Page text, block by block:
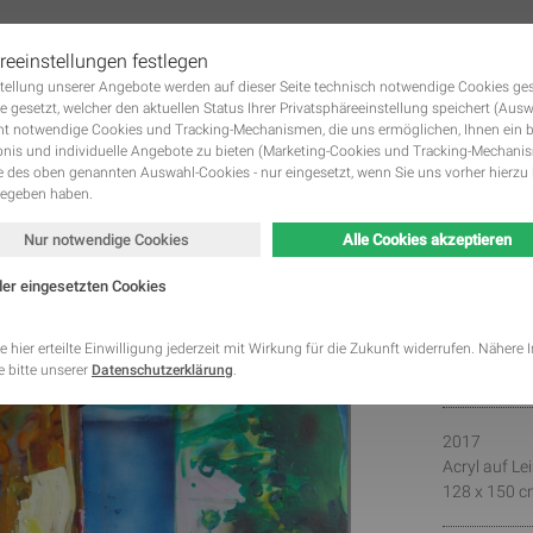
Navigation
überspringen
GALERIE DIE KÜNSTLER KUNST MIETEN UND KUNST
2017
Acryl auf
128 x 150
festlegen
unserer Angebote werden auf dieser Seite technisch notwendige Cookies
gesetzt, welcher den aktuellen Status Ihrer Privatsphäreeinstellung speichert
notwendige Cookies und Tracking-Mechanismen, die uns ermöglichen, Ihnen ein
und individuelle Angebote zu bieten (Marketing-Cookies und Tracking-
des oben genannten Auswahl-Cookies - nur eingesetzt, wenn Sie uns vorher hierzu
haben.
Nur notwendige Cookies Alle Cookies akzeptieren
eingesetzten Cookies
Notwendig
This cookie is native to PHP applications. The
store and identify a users' unique session ID for the
managing user session on the website. The cookie
Statistik 2 Monate
This cookie is used by Google Analytics to
interaction with the website.
This cookie is installed by Google Analytics. The
to calculate visitor, session, campaign data and
site usage for the site's analytics report. The
information anonymously and assign a randomly
hier erteilte Einwilligung jederzeit mit Wirkung für die Zukunft widerrufen. Nähere
bitte unserer Datenschutzerklärung.